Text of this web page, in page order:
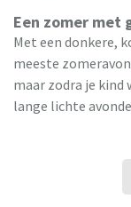
Een zomer met
Met een donkere,
meeste
maar zodra je kind
lange lichte